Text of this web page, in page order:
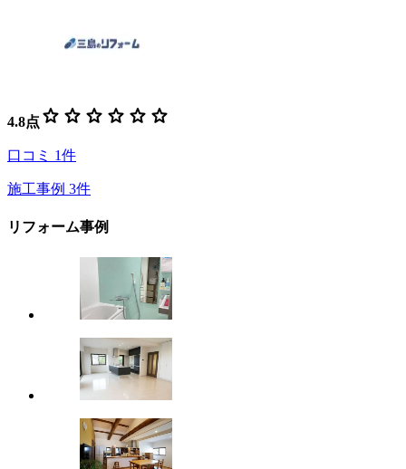
4.8点 star star star star star star
口コミ 1件
施工事例 3件
リフォーム事例